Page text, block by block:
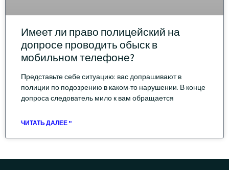
Имеет ли право полицейский на
допросе проводить обыск в
мобильном телефоне?
Представьте себе ситуацию: вас допрашивают в
полиции по подозрению в каком-то нарушении. В конце
допроса следователь мило к вам обращается
ЧИТАТЬ ДАЛЕЕ "